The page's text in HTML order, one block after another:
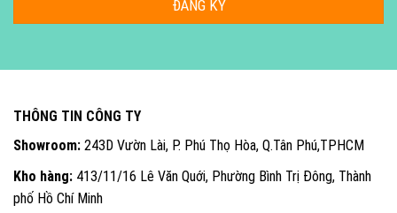
THÔNG TIN CÔNG TY
Showroom: 243D Vườn Lài, P. Phú Thọ Hòa, Q.Tân Phú,TPHCM
Kho hàng: 413/11/16 Lê Văn Quới, Phường Bình Trị Đông, Thành
phố Hồ Chí Minh